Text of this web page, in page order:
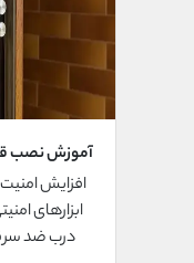
آموزش نصب
افزایش امنیت
ابزارهای
درب ضد